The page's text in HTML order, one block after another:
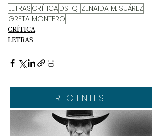
LETRAS CRÍTICADSTQ1 ZENAIDA M. SUÁREZ
GRETA MONTERO
CRÍTICA
LETRAS
RECIENTES